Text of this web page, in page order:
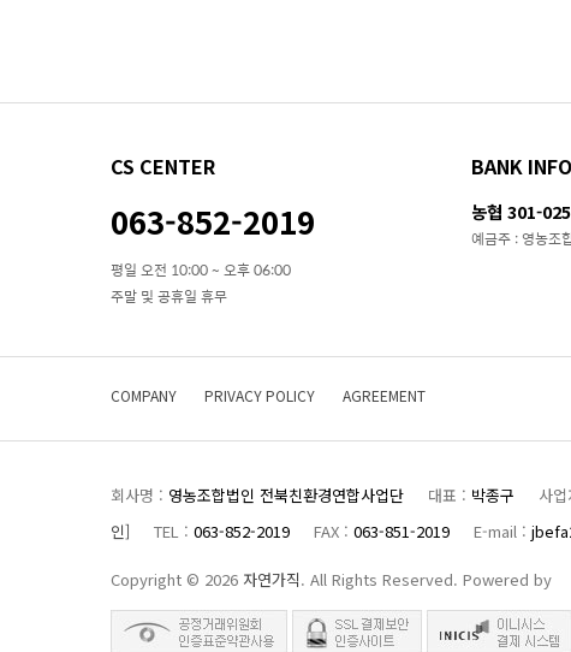
CS CENTER
063-852-2019
평일 오전 10:00 ~ 오후 06:00
주말 및 공휴일 휴무
BANK INFO
농협 301-
예금주 : 영농조
COMPANY PRIVACY POLICY AGREEMENT
회사명 : 영농조합법인 전북친환경연합사업단 대표 : 박종구 사
인]
TEL : 063-852-2019 FAX : 063-851-2019 E-mail :
Copyright © 2026 자연가직. All Rights Reserved. Powered by